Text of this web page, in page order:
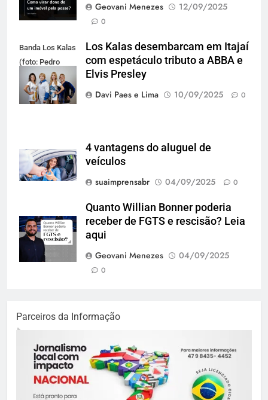
Geovani Menezes
12/09/2025
0
Banda Los Kalas
(foto: Pedro
Oliveira)
Los Kalas desembarcam em Itajaí
com espetáculo tributo a ABBA e
Elvis Presley
Davi Paes e Lima
10/09/2025 0
4 vantagens do aluguel de
veículos
suaimprensabr
04/09/2025 0
Quanto Willian Bonner poderia
receber de FGTS e rescisão? Leia
aqui
Geovani Menezes
04/09/2025
0
Parceiros da Informação